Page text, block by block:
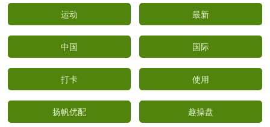
运动 最新
中国 国际
打卡 使用
扬帆优配 趣操盘